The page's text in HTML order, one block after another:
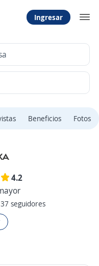
Ingresar
Beneficios Fotos
4.2
seguidores